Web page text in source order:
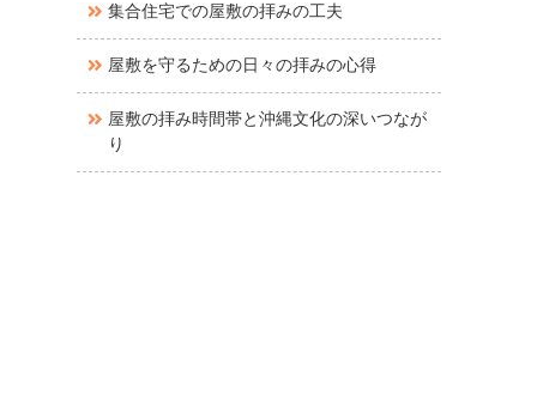
集合住宅での屋敷の拝みの工夫
屋敷を守るための日々の拝みの心得
屋敷の拝み時間帯と沖縄文化の深いつなが
り